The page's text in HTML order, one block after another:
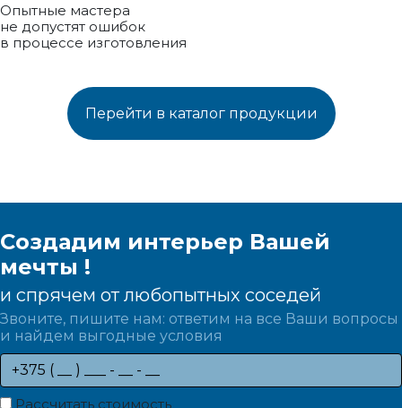
Опытные мастера
не допустят ошибок
в процессе изготовления
Перейти в каталог продукции
Создадим интерьер Вашей
мечты !
и спрячем от любопытных соседей
Звоните, пишите нам: ответим на все Ваши вопросы
и найдем выгодные условия
Рассчитать стоимость